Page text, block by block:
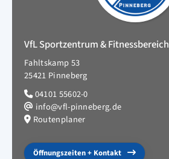
VfL Sportzentrum & Fitnessbereich
Fahltskamp 53
25421 Pinneberg
04101 55602-0
info@vfl-pinneberg.de
Routenplaner
Öffnungszeiten + Kontakt